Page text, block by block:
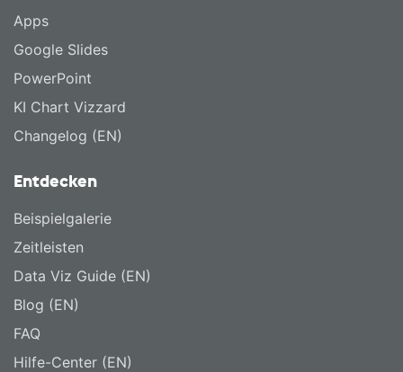
Apps
Google Slides
PowerPoint
KI Chart Vizzard
Changelog (EN)
Entdecken
Beispielgalerie
Zeitleisten
Data Viz Guide (EN)
Blog (EN)
FAQ
Hilfe-Center (EN)